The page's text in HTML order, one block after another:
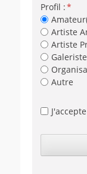
Profil :
Artiste
Artiste
Galeriste
Autre